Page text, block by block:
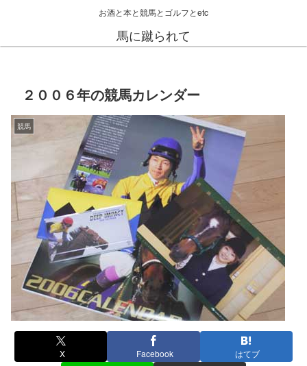
お酒と本と競馬とゴルフとetc
馬に蹴られて
２００６年の競馬カレンダー
競馬
X Facebook はてブ